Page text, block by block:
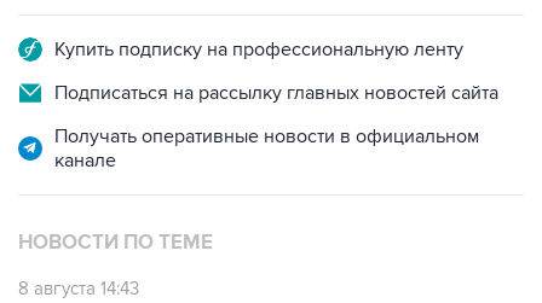
Купить подписку на профессиональную ленту
Подписаться на рассылку главных новостей сайта
Получать оперативные новости в официальном
канале
НОВОСТИ ПО ТЕМЕ
8 августа 14:43